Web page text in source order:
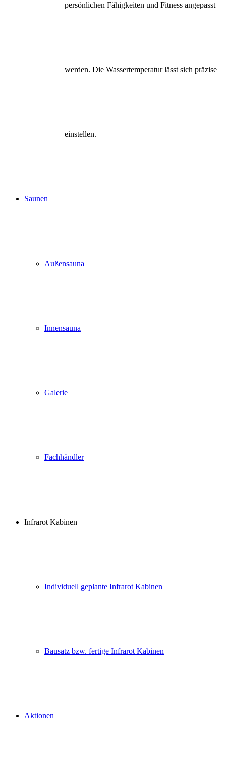
persönlichen Fähigkeiten und Fitness angepasst
werden. Die Wassertemperatur lässt sich präzise
einstellen.
Saunen
Außensauna
Innensauna
Galerie
Fachhändler
Infrarot Kabinen
Individuell geplante Infrarot Kabinen
Bausatz bzw. fertige Infrarot Kabinen
Aktionen